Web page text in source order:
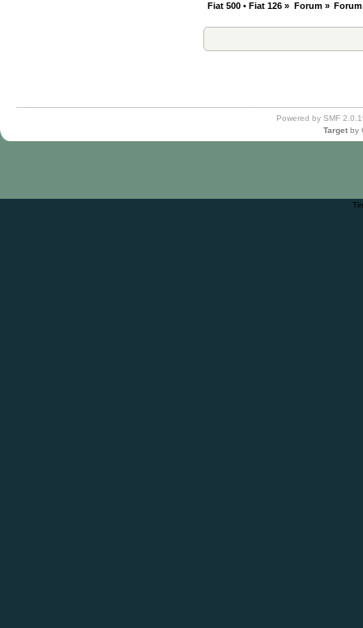
Fiat 500 • Fiat 126 » Forum»
Powered by SMF
Target by